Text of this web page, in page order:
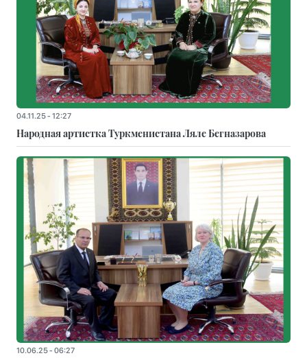
04.11.25 - 12:27
Народная артистка Туркменистана Ляле Бегназарова
10.06.25 - 06:27